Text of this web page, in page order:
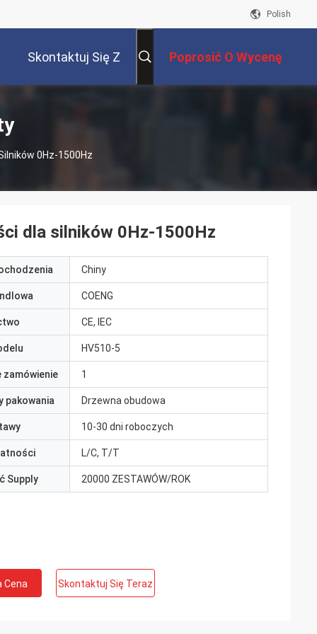
Polish
Skontaktuj Się Z Poprosić O Wycenę
0Hz-1500Hz
dla silników 0Hz-1500Hz
Chiny
COENG
CE, IEC
HV510-5
zamówienie 1
pakowania Drzewna obudowa
10-30 dni roboczych
L/C, T/T
Supply 20000 ZESTAWÓW/ROK
Cena Skontaktuj Się Teraz